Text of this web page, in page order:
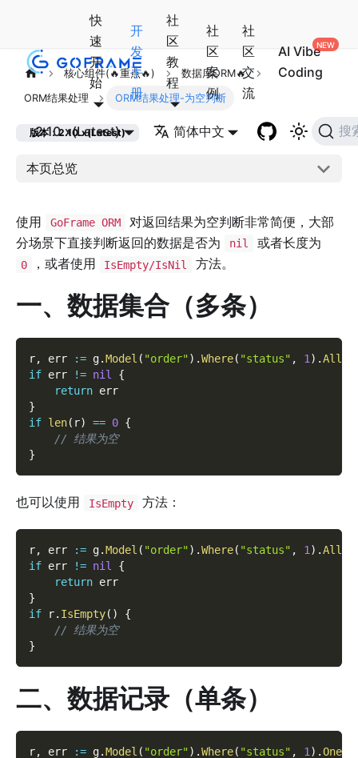
快
速
开
始
开
发
手
册
社
区
教
程
社
区
案
例
社
区
交
流
AI Vibe
Coding
2.10.x(Latest) 简体中文 搜
核心组件(🔥重点🔥) 数据库ORM🔥
ORM结果处理 ORM结果处理-为空判断
版本：2.10.x(Latest)
本页总览
使用 GoFrame ORM
对返回结果为空判断非常简便，大部
分场景下直接判断返回的数据是否为
nil 或者长度为
0 ，或者使用 IsEmpty/IsNil 方法。
一、数据集合（多条）
r, err := g.Model ( "order") .Where( "status" , 1) .All
if err != nil
{
return err
}
if len( r) == 0 {
// 结果为空
}
也可以使用 IsEmpty 方法：
r, err := g.Model ( "order") .Where( "status" , 1 ) .All
if err != nil
{
return err
}
if r. IsEmpty( )
{
// 结果为空
}
二、数据记录（单条）
r, err := g.Model ( "order") .Where( "status" , 1 ) .One